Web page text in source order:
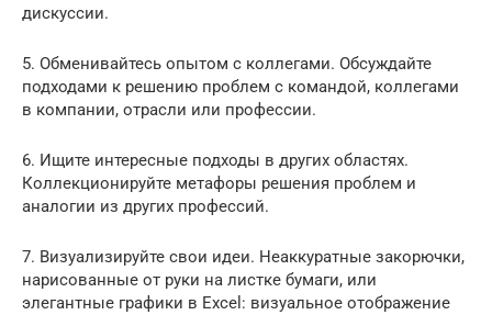
дискуссии.
5. Обменивайтесь опытом с коллегами. Обсуждайте
подходами к решению проблем с командой, коллегами
в компании, отрасли или профессии.
6. Ищите интересные подходы в других областях.
Коллекционируйте метафоры решения проблем и
аналогии из других профессий.
7. Визуализируйте свои идеи. Неаккуратные закорючки,
нарисованные от руки на листке бумаги, или
элегантные графики в Excel: визуальное отображение